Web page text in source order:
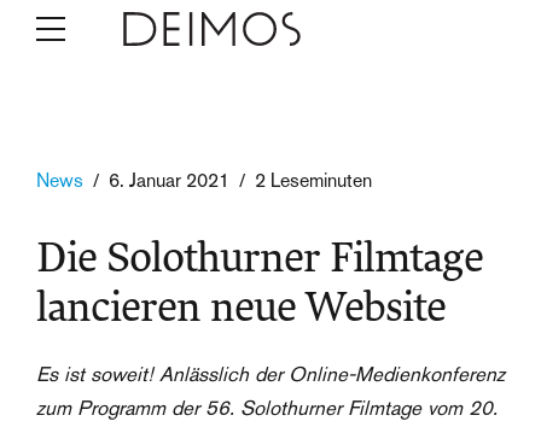
News 6. Januar 2021 2 Leseminuten
Die Solothurner Filmtage
lancieren neue Website
Es ist soweit! Anlässlich der Online-Medienkonferenz
zum Programm der 56. Solothurner Filmtage vom 20.